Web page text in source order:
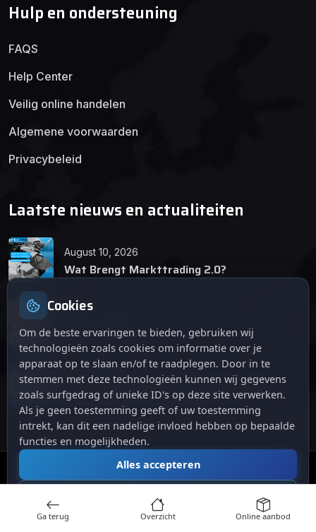
Hulp en ondersteuning
FAQS
Help Center
Veilig online handelen
Algemene voorwaarden
Privacybeleid
Laatste nieuws en actualiteiten
August 10, 2026
Wat Brengt Markttrading 2.0?
Tips en Tricks
April 12, 2026
De opkomst van Markttrading 2.0: Een
revolutie in online handelen.
Markttrading. Alle rechten voorbehouden.
Cookies
Om de beste ervaringen te bieden, gebruiken wij
technologieën zoals cookies om informatie over je
apparaat op te slaan en/of te raadplegen. Door in te
stemmen met deze technologieën kunnen wij gegevens
zoals surfgedrag of unieke ID's op deze site verwerken.
Als je geen toestemming geeft of uw toestemming
intrekt, kan dit een nadelige invloed hebben op bepaalde
functies en mogelijkheden.
Alles accepteren
Alles afwijzen
Ga terug Overzicht Online aanbod